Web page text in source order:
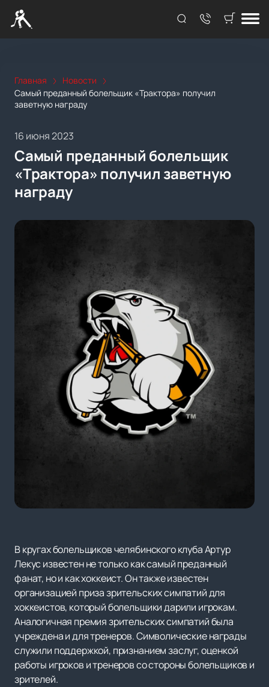
Главная
Новости
Самый преданный болельщик «Трактора» получил
заветную награду
16 июня 2023
Самый преданный болельщик
«Трактора» получил заветную
награду
В кругах болельщиков челябинского клуба Артур
Лекус известен не только как самый преданный
фанат, но и как хоккеист. Он также известен
организацией приза зрительских симпатий для
хоккеистов, который болельщики дарили игрокам.
Аналогичная премия зрительских симпатий была
учреждена и для тренеров. Символические награды
служили поддержкой, признанием заслуг, оценкой
работы игроков и тренеров со стороны болельщиков и
зрителей.